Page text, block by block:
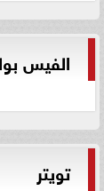
الفيس
تويتر